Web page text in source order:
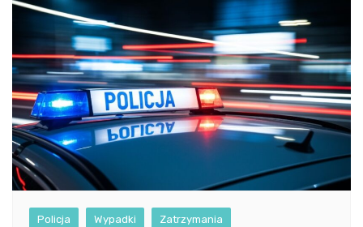
Policja Wypadki Zatrzymania